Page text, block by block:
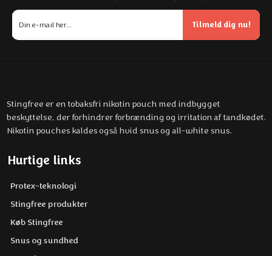
Tilmeld dig nu!
Stingfree er en tobaksfri nikotin pouch med indbygget
beskyttelse, der forhindrer forbrænding og irritation af tandkødet.
Nikotin pouches kaldes også hvid snus og all-white snus.
Hurtige links
Protex-teknologi
Stingfree produkter
Køb Stingfree
Snus og sundhed